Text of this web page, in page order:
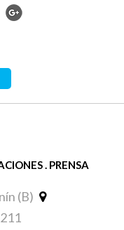
. PRENSA
(B)